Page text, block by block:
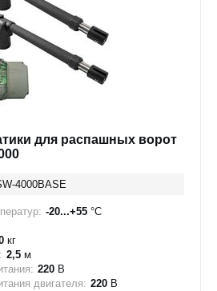
для распашных ворот
4000BASE
-20...+55 °C
кг
2,5 м
220 В
двигателя: 220 В